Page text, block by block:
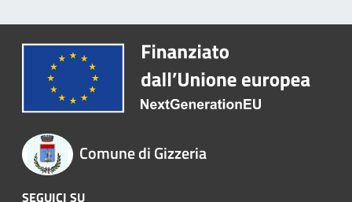
Comune di Gizzeria
SEGUICI SU